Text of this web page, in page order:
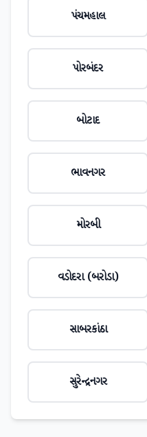
પંચમહાલ
પોરબંદર
બોટાદ
ભાવનગર
મોરબી
વડોદરા (બરોડા)
સાબરકાંઠા
સુરેન્દ્રનગર